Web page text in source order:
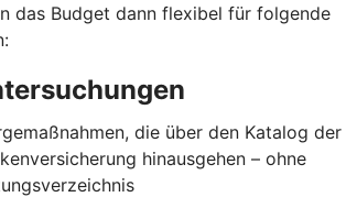
das Budget dann flexibel für folgende
die über den Katalog der
hinausgehen – ohne